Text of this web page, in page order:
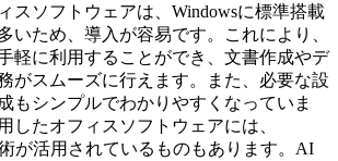
スソフトウェアは、Windowsに標準搭載
いため、導入が容易です。これにより、
軽に利用することができ、文書作成やデ
がスムーズに行えます。また、必要な設
もシンプルでわかりやすくなっていま
したオフィスソフトウェアには、
が活用されているものもあります。AI